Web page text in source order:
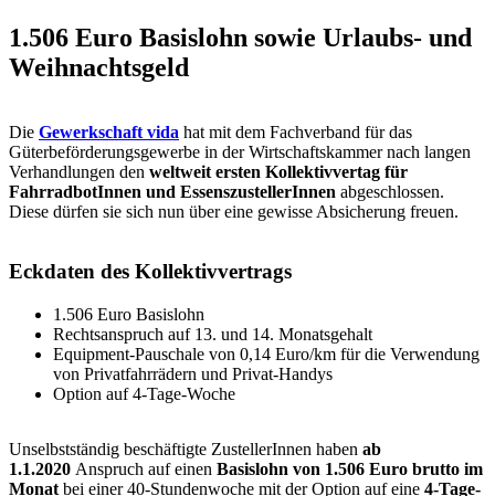
1.506 Euro Basislohn sowie Urlaubs- und
Weihnachtsgeld
Die Gewerkschaft vida hat mit dem Fachverband für das
Güterbeförderungsgewerbe in der Wirtschaftskammer nach langen
Verhandlungen den weltweit ersten Kollektivvertag für
FahrradbotInnen und EssenszustellerInnen abgeschlossen.
Diese dürfen sie sich nun über eine gewisse Absicherung freuen.
Eckdaten des Kollektivvertrags
1.506 Euro Basislohn
Rechtsanspruch auf 13. und 14. Monatsgehalt
Equipment-Pauschale von 0,14 Euro/km für die Verwendung
von Privatfahrrädern und Privat-Handys
Option auf 4-Tage-Woche
Unselbstständig beschäftigte ZustellerInnen haben ab
1.1.2020 Anspruch auf einen Basislohn von 1.506 Euro brutto im
Monat bei einer 40-Stundenwoche mit der Option auf eine 4-Tage-